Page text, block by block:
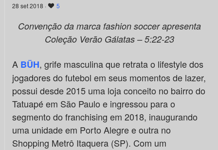
28 set 2018 · 5
Convenção da marca fashion soccer apresenta
Coleção Verão Gálatas – 5:22-23
A BÜH, grife masculina que retrata o lifestyle dos
jogadores do futebol em seus momentos de lazer,
possui desde 2015 uma loja conceito no bairro do
Tatuapé em São Paulo e ingressou para o
segmento do franchising em 2018, inaugurando
uma unidade em Porto Alegre e outra no
Shopping Metrô Itaquera (SP). Com um